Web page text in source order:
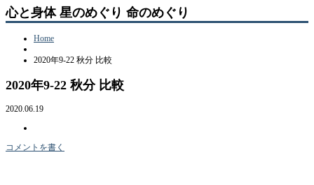
心と身体 星のめぐり 命のめぐり
Home
2020年9-22 秋分 比較
2020年9-22 秋分 比較
2020.06.19
コメントを書く